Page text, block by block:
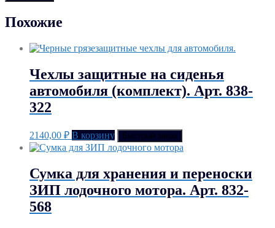
Похожие
Чехлы защитные на сиденья
автомобиля (комплект). Арт. 838-
322
2140,00 ₽ В корзину Быстрый заказ
Сумка для хранения и переноски
ЗИП лодочного мотора. Арт. 832-
568